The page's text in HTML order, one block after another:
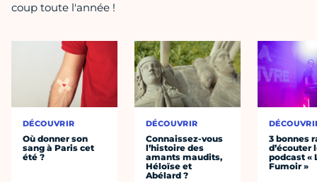
coup toute l'année !
DÉCOUVRIR
Où donner son
sang à Paris cet
été ?
DÉCOUVRIR
Connaissez-vous
l’histoire des
amants maudits,
Héloïse et
Abélard ?
3 bonnes
d’écouter
podcast «
Fumoir »